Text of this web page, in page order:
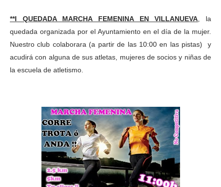
**I QUEDADA MARCHA FEMENINA EN VILLANUEVA , la
quedada organizada por el Ayuntamiento en el día de la mujer.
Nuestro club colaborara (a partir de las 10:00 en las pistas) y
acudirá con alguna de sus atletas, mujeres de socios y niñas de
la escuela de atletismo.